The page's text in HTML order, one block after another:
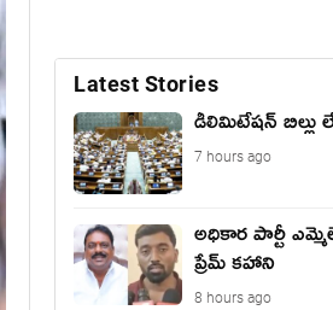
Latest Stories
డీలిమిటేషన్ బిల్లు
7 hours ago
అధికార పార్టీ
ప్రేమ్ కహాని
8 hours ago